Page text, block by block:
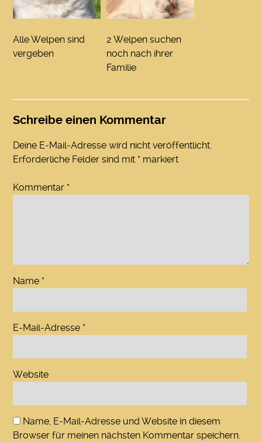
Alle Welpen sind
vergeben
2 Welpen suchen
noch nach ihrer
Familie
Schreibe einen Kommentar
Deine E-Mail-Adresse wird nicht veröffentlicht.
Erforderliche Felder sind mit * markiert
Kommentar *
Name *
E-Mail-Adresse *
Website
Name, E-Mail-Adresse und Website in diesem
Browser für meinen nächsten Kommentar speichern.